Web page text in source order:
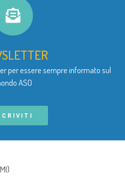
per essere sempre informato sul
ASO